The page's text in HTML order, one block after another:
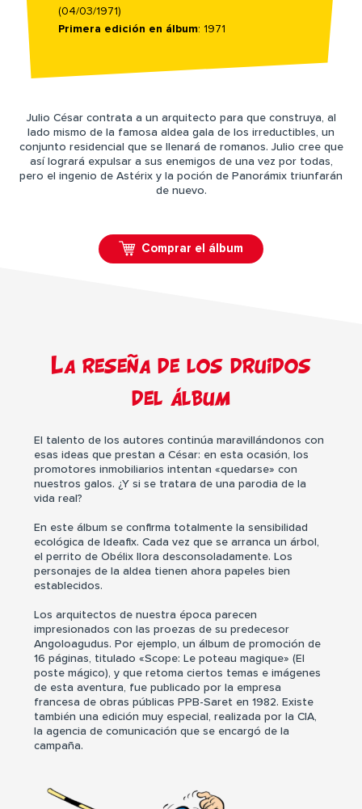
(04/03/1971)
Primera edición en álbum: 1971
Julio César contrata a un arquitecto para que construya, al
lado mismo de la famosa aldea gala de los irreductibles, un
conjunto residencial que se llenará de romanos. Julio cree que
así logrará expulsar a sus enemigos de una vez por todas,
pero el ingenio de Astérix y la poción de Panorámix triunfarán
de nuevo.
Comprar el álbum
La reseña de los druidos
del álbum
El talento de los autores continúa maravillándonos con
esas ideas que prestan a César: en esta ocasión, los
promotores inmobiliarios intentan «quedarse» con
nuestros galos. ¿Y si se tratara de una parodia de la
vida real?
En este álbum se confirma totalmente la sensibilidad
ecológica de Ideafix. Cada vez que se arranca un árbol,
el perrito de Obélix llora desconsoladamente. Los
personajes de la aldea tienen ahora papeles bien
establecidos.
Los arquitectos de nuestra época parecen
impresionados con las proezas de su predecesor
Angoloagudus. Por ejemplo, un álbum de promoción de
16 páginas, titulado «Scope: Le poteau magique» (El
poste mágico), y que retoma ciertos temas e imágenes
de esta aventura, fue publicado por la empresa
francesa de obras públicas PPB-Saret en 1982. Existe
también una edición muy especial, realizada por la CIA,
la agencia de comunicación que se encargó de la
campaña.